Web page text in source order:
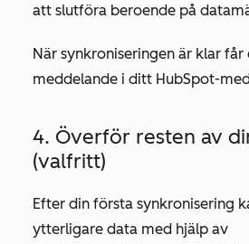
att slutföra beroende på
När synkroniseringen är klar får
meddelande i ditt HubSpot-
4. Överför resten av
(valfritt)
Efter din första synkronisering
ytterligare data med hjälp av